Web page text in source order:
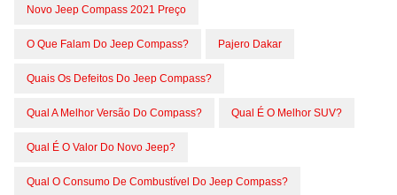
Novo Jeep Compass 2021 Preço
O Que Falam Do Jeep Compass? Pajero Dakar
Quais Os Defeitos Do Jeep Compass?
Qual A Melhor Versão Do Compass? Qual É O Melhor SUV?
Qual É O Valor Do Novo Jeep?
Qual O Consumo De Combustível Do Jeep Compass?